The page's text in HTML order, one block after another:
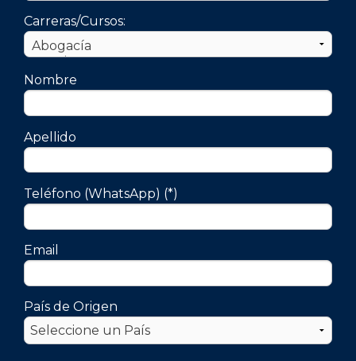
Carreras/Cursos:
Nombre
Apellido
Teléfono (WhatsApp) (*)
Email
País de Origen